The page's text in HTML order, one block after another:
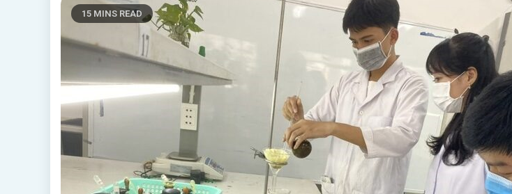
15 MINS READ